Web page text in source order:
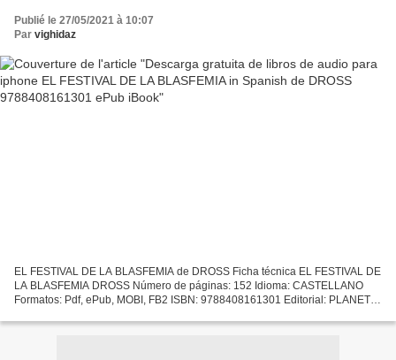
Publié le 27/05/2021 à 10:07
Par vighidaz
EL FESTIVAL DE LA BLASFEMIA de DROSS Ficha técnica EL FESTIVAL DE
LA BLASFEMIA DROSS Número de páginas: 152 Idioma: CASTELLANO
Formatos: Pdf, ePub, MOBI, FB2 ISBN: 9788408161301 Editorial: PLANETA